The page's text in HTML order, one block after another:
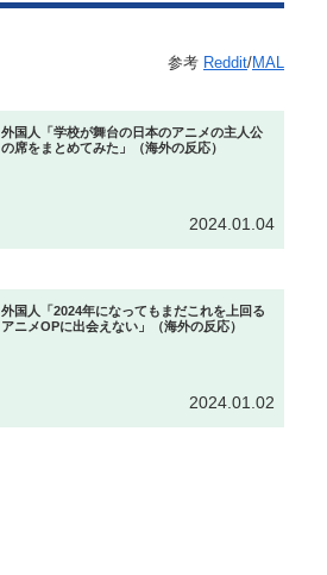
参考 Reddit/MAL
外国人「学校が舞台の日本のアニメの主人公
の席をまとめてみた」（海外の反応）
2024.01.04
外国人「2024年になってもまだこれを上回る
アニメOPに出会えない」（海外の反応）
2024.01.02